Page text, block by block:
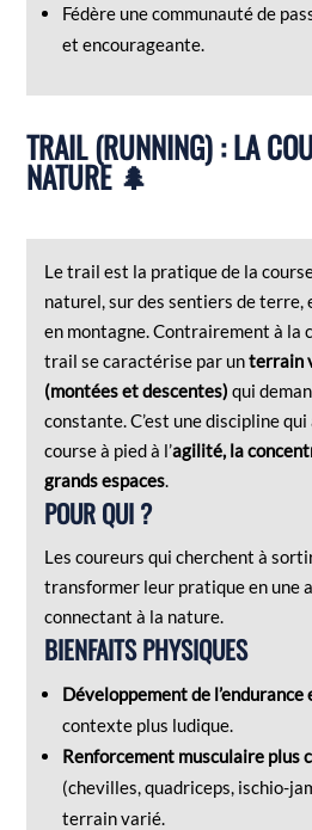
Fédère une communauté de
et encourageante.
TRAIL (RUNNING) : LA
NATURE 🌲
Le trail est la pratique de la
naturel, sur des sentiers de terre,
en montagne. Contrairement à la
trail se caractérise par unterrain
(montées et descentes) qui
constante. C’est une discipline qui
course à pied à l’agilité, la
grands espaces.
POUR QUI ?
Les coureurs qui cherchent à
transformer leur pratique en une
connectant à la nature.
BIENFAITS PHYSIQUES
Développement de
contexte plus ludique.
Renforcement musculaire plus
(chevilles, quadriceps, ischio-
terrain varié.